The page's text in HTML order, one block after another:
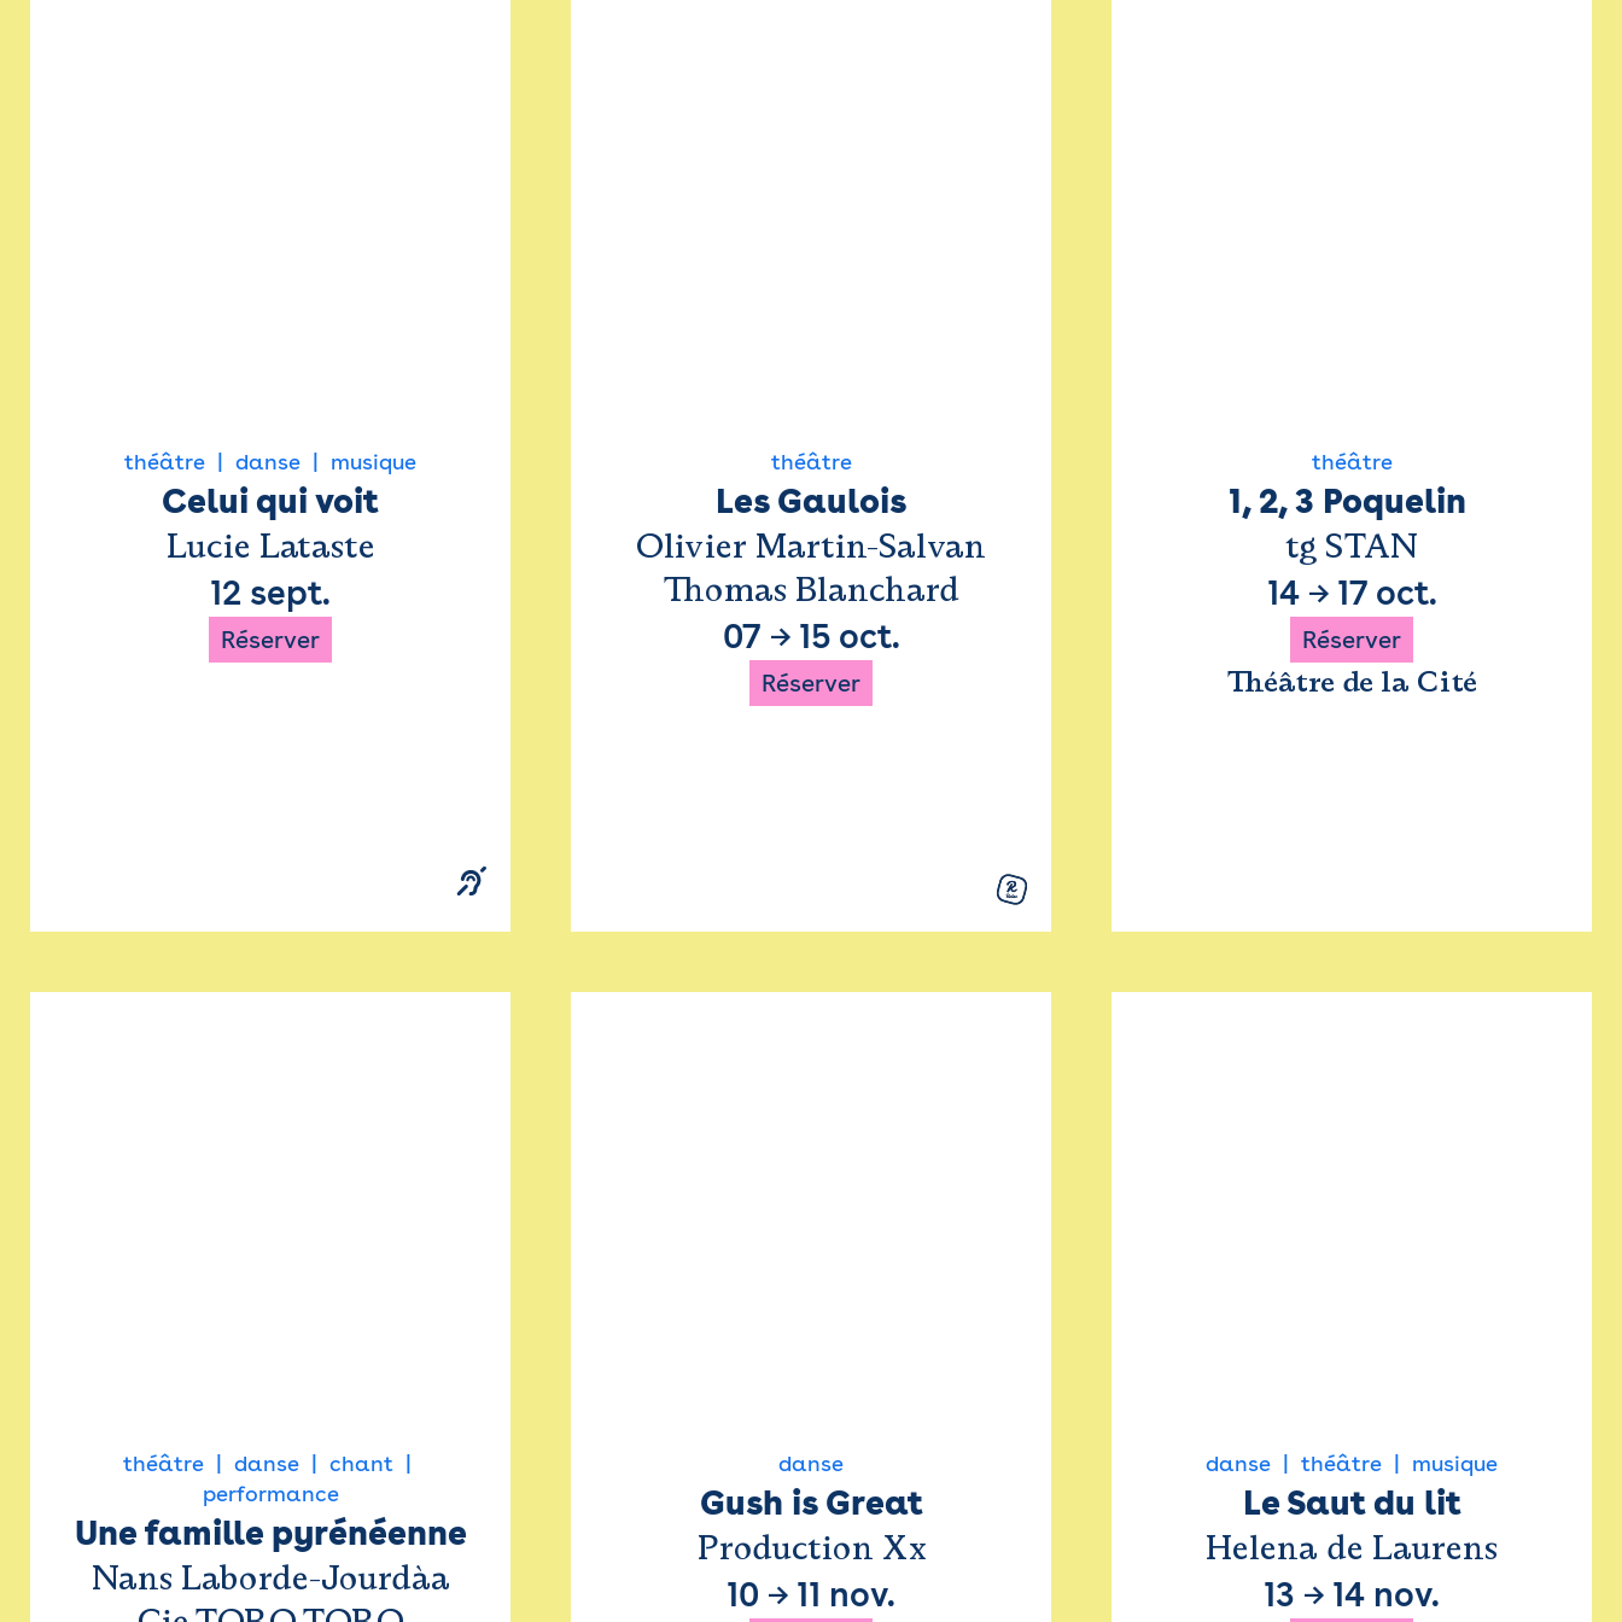
théâtre danse musique
Celui qui voit
Lucie Lataste
12 sept.
Réserver
théâtre
Les Gaulois
Olivier Martin-Salvan
Thomas Blanchard
07 → 15 oct.
Réserver
théâtre
1, 2, 3 Poquelin
tg STAN
14→ 17 oct.
Réserver
Théâtre de la Cité
théâtre danse
chant
performance
Une famille pyrénéenne
Nans Laborde-Jourdàa
danse
Gush is Great
Production Xx
10 → 11 nov.
danse théâtre musique
Le Saut du lit
Helena de Laurens
13 → 14 nov.